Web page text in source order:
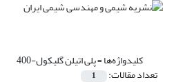
کلیدواژه‌ها =پلی‌ اتیلن گلیکول-400
تعداد مقالات: 1